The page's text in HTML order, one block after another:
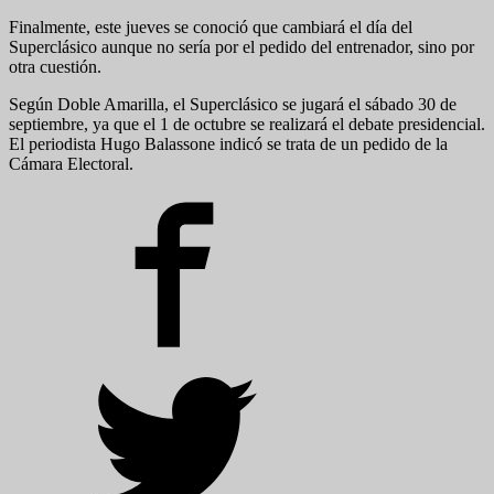
Finalmente, este jueves se conoció que cambiará el día del
Superclásico aunque no sería por el pedido del entrenador, sino por
otra cuestión.
Según Doble Amarilla, el Superclásico se jugará el sábado 30 de
septiembre, ya que el 1 de octubre se realizará el debate presidencial.
El periodista Hugo Balassone indicó se trata de un pedido de la
Cámara Electoral.